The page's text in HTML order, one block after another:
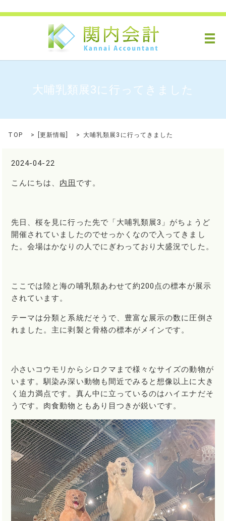
メ
大哺乳類展3に行ってきました
TOP 更新情報 大哺乳類展3に行ってきました
2024-04-22
こんにちは、 内田 です。
先日、桜を見に行った先で「大哺乳類展3」がちょうど
開催されていましたのでせっかくなので入ってきまし
た。会場はかなりの人でにぎわっており大盛況でした。
ここでは陸と海の哺乳類あわせて約200点の標本が展示
されています。
テーマは分類と系統だそうで、豊富な展示の数に圧倒さ
れました。主に剥製と骨格の標本がメインです。
小さいコウモリからシロクマまで様々なサイズの動物が
います。馴染み深い動物も間近でみると想像以上に大き
く迫力満点です。真ん中に立っているのはハイエナだそ
うです。肉食動物ともあり目つきが鋭いです。